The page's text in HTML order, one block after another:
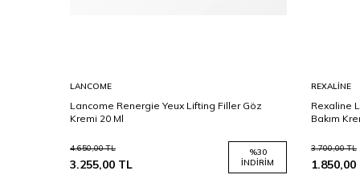
LANCOME
Lancome Renergie Yeux Lifting Filler Göz
Kremi 20 Ml
4.650,00TL
3.255,00 TL
%30
İNDIRIM
REXALINE
Rexaline
Bakım
3.700,00TL
1.850,00